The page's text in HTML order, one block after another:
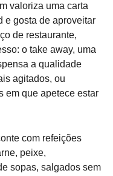
valoriza uma carta
e gosta de aproveitar
de restaurante,
o take away, uma
a qualidade
agitados, ou
em que apetece estar
com refeições
peixe,
sopas, salgados sem